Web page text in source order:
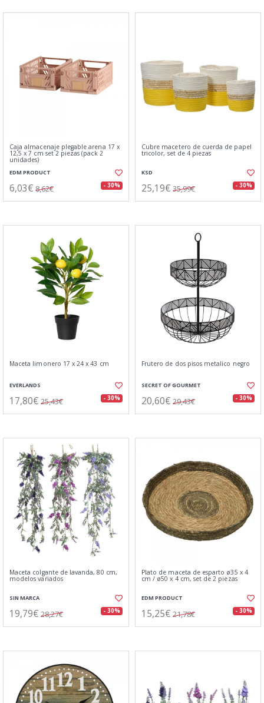
Caja almacenaje plegable arena 17 x
12,5 x 7 cm set 2 piezas (pack 2
unidades)
EDM PRODUCT
6,03€ 8,62€ - 30%
Cubre macetero de cuerda de papel
tricolor, set de 4 piezas
KSD
25,19€ 35,99€ - 30%
Maceta limonero 17 x 24 x 43 cm
EVERLANDS
17,80€ 25,43€ - 30%
Frutero de dos pisos metalico negro
SECRET OF GOURMET
20,60€ 29,43€ - 30%
Maceta colgante de lavanda, 80 cm,
modelos variados
SIN MARCA
19,79€ 28,27€ - 30%
Plato de maceta de esparto ø35 x 4
cm / ø50 x 4 cm, set de 2 piezas
EDM PRODUCT
15,25€ 21,78€ - 30%